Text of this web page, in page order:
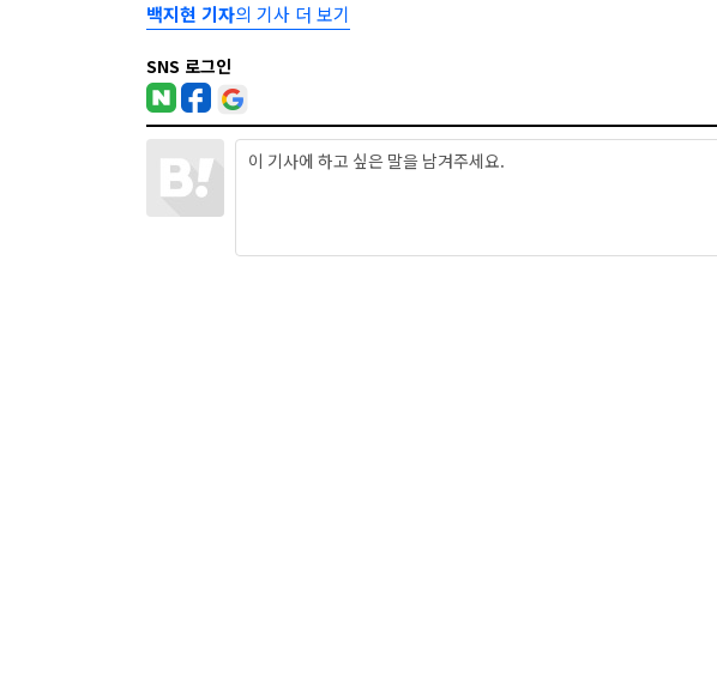
백지현 기자의 기사 더 보기
SNS 로그인